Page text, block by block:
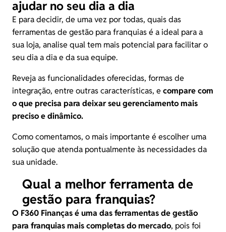
ajudar no seu dia a dia
E para decidir, de uma vez por todas, quais das
ferramentas de gestão para franquias é a ideal para a
sua loja, analise qual tem mais potencial para facilitar o
seu dia a dia e da sua equipe.
Reveja as funcionalidades oferecidas, formas de
integração, entre outras características, e compare com
o que precisa para deixar seu gerenciamento mais
preciso e dinâmico.
Como comentamos, o mais importante é escolher uma
solução que atenda pontualmente às necessidades da
sua unidade.
Qual a melhor ferramenta de
gestão para franquias?
O F360 Finançasé uma das ferramentas de gestão
para franquias mais completas do mercado, pois foi